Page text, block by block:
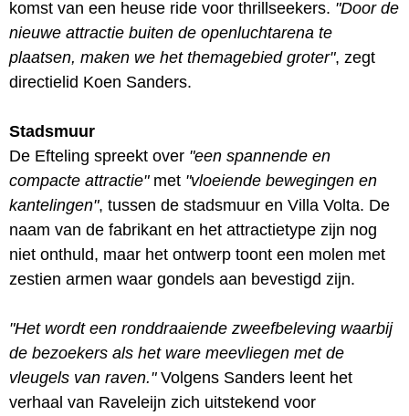
komst van een heuse ride voor thrillseekers. "Door de
nieuwe attractie buiten de openluchtarena te
plaatsen, maken we het themagebied groter", zegt
directielid Koen Sanders.
Stadsmuur
De Efteling spreekt over "een spannende en
compacte attractie"met "vloeiende bewegingen en
kantelingen", tussen de stadsmuur en Villa Volta. De
naam van de fabrikant en het attractietype zijn nog
niet onthuld, maar het ontwerp toont een molen met
zestien armen waar gondels aan bevestigd zijn.
"Het wordt een ronddraaiende zweefbeleving waarbij
de bezoekers als het ware meevliegen met de
vleugels van raven."Volgens Sanders leent het
verhaal van Raveleijn zich uitstekend voor